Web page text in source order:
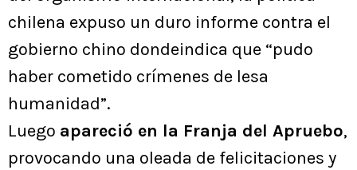
chilena expuso un duro informe contra el
gobierno chino dondeindica que “pudo
haber cometido crímenes de lesa
humanidad”.
Luego apareció en la Franja del Apruebo,
provocando una oleada de felicitaciones y